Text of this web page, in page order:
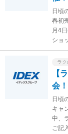
日頃
春初
月4
ショ
ラ
【
会
日頃
キャ
中、
ご記